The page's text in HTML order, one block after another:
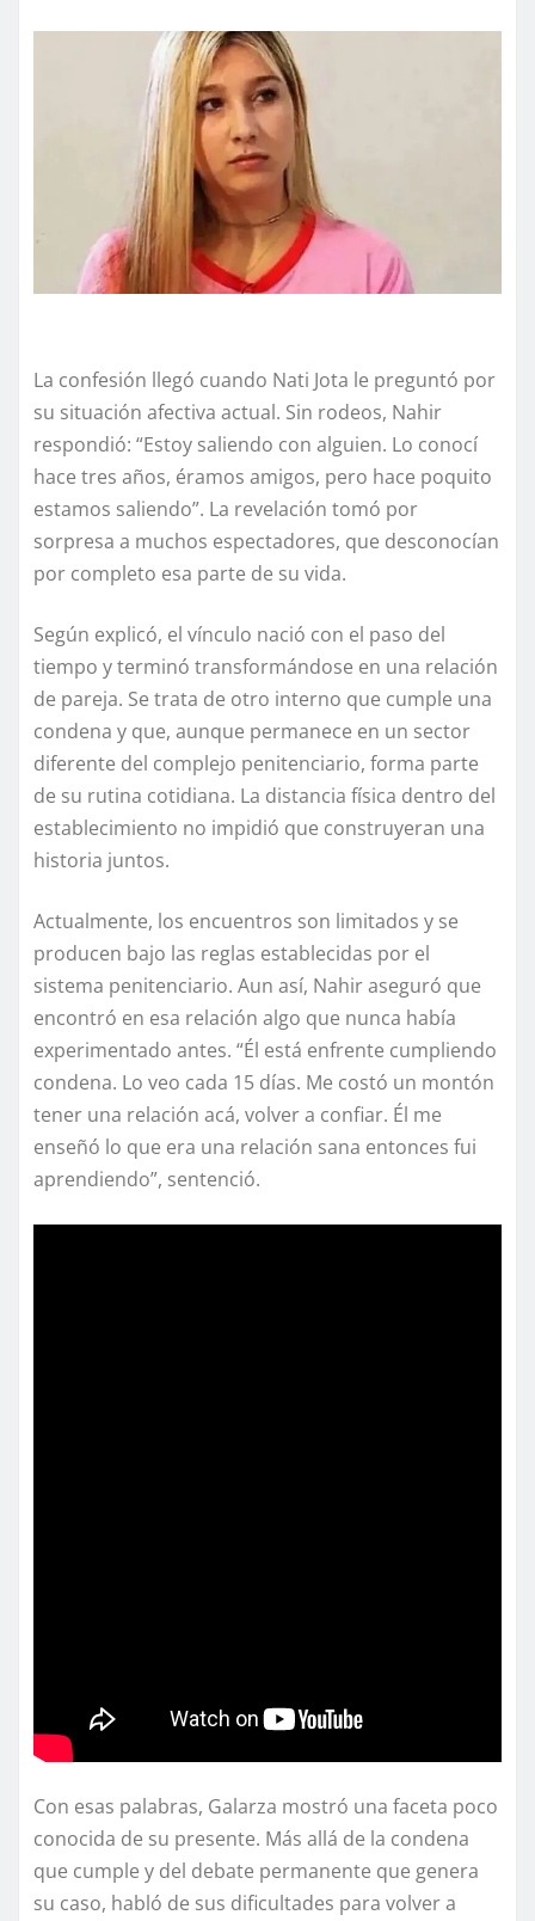
La confesión llegó cuando Nati Jota le preguntó por
su situación afectiva actual. Sin rodeos, Nahir
respondió: “Estoy saliendo con alguien. Lo conocí
hace tres años, éramos amigos, pero hace poquito
estamos saliendo”. La revelación tomó por
sorpresa a muchos espectadores, que desconocían
por completo esa parte de su vida.
Según explicó, el vínculo nació con el paso del
tiempo y terminó transformándose en una relación
de pareja. Se trata de otro interno que cumple una
condena y que, aunque permanece en un sector
diferente del complejo penitenciario, forma parte
de su rutina cotidiana. La distancia física dentro del
establecimiento no impidió que construyeran una
historia juntos.
Actualmente, los encuentros son limitados y se
producen bajo las reglas establecidas por el
sistema penitenciario. Aun así, Nahir aseguró que
encontró en esa relación algo que nunca había
experimentado antes. “Él está enfrente cumpliendo
condena. Lo veo cada 15 días. Me costó un montón
tener una relación acá, volver a confiar. Él me
enseñó lo que era una relación sana entonces fui
aprendiendo”, sentenció.
Con esas palabras, Galarza mostró una faceta poco
conocida de su presente. Más allá de la condena
que cumple y del debate permanente que genera
su caso, habló de sus dificultades para volver a